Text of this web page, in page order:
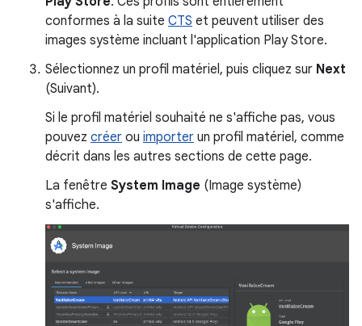
conformes à la suite CTS et peuvent utiliser des
images système incluant l'application Play Store.
Sélectionnez un profil matériel, puis cliquez sur Next
(Suivant).
Si le profil matériel souhaité ne s'affiche pas, vous
pouvez créer ou importer un profil matériel, comme
décrit dans les autres sections de cette page.
La fenêtre System Image (Image système)
s'affiche.